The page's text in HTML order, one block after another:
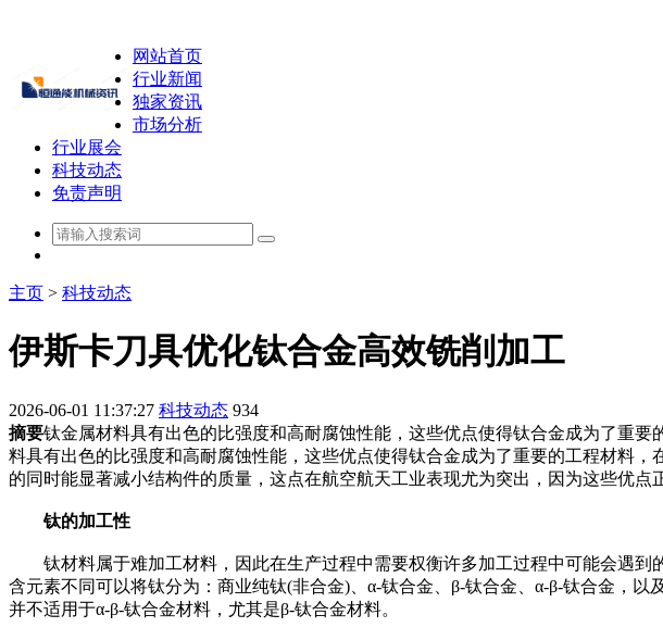
网站首页
行业新闻
独家资讯
市场分析
行业展会
科技动态
免责声明
主页 > 科技动态
伊斯卡刀具优化钛合金高效铣削加工
2026-06-01 11:37:27 科技动态 934
摘要钛金属材料具有出色的比强度和高耐腐蚀性能，这些优点使得钛合金成为了
料具有出色的比强度和高耐腐蚀性能，这些优点使得钛合金成为了重要的工程材料
的同时能显著减小结构件的质量，这点在航空航天工业表现尤为突出，因为这些优点
钛的加工性
钛材料属于难加工材料，因此在生产过程中需要权衡许多加工过程中可能会遇到
含元素不同可以将钛分为：商业纯钛(非合金)、α-钛合金、β-钛合金、α-β-钛合金，
并不适用于α-β-钛合金材料，尤其是β-钛合金材料。